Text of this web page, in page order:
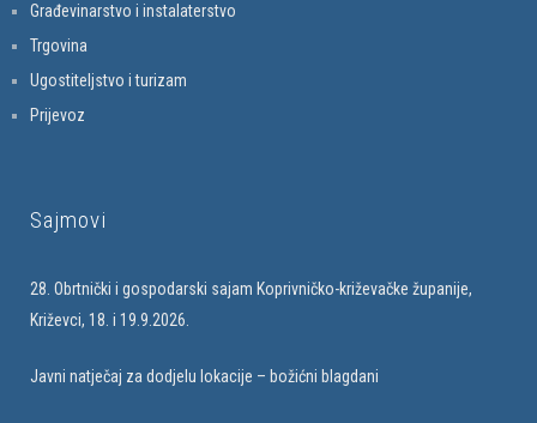
Građevinarstvo i instalaterstvo
Trgovina
Ugostiteljstvo i turizam
Prijevoz
Sajmovi
28. Obrtnički i gospodarski sajam Koprivničko-križevačke županije,
Križevci, 18. i 19.9.2026.
Javni natječaj za dodjelu lokacije – božićni blagdani